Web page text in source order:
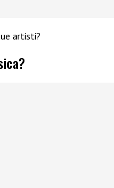
artisti?